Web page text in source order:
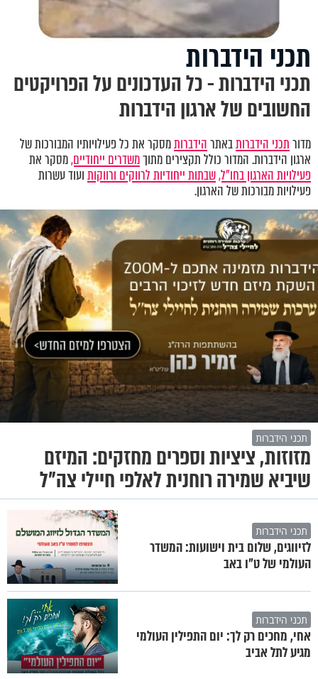
תכני הידברות
תכני הידברות - כל העדכונים על הפרויקטים
החשובים של ארגון הידברות
מדורתכני הידברותבאתרהידברותמסקר את כל פעילויותיו המבורכות של
ארגון הידברות. המדור כולל תקצירים מתוךמשדרים ייחודיים,מסקר את
פעילויות הארגון בחו"ל,שבתות ייחודיות לרווקים ורווקותועוד עשרות
פעילויות מבורכות של הארגון.
תכני הידברות
מזוזות, ציציות וספרים מחזקים: המיזם
שיביא שמירה רוחנית לאלפי חיילי צה"ל
תכני הידברות
לזיווגים, שלום בית וישועות: המשדר
העולמי של ט"ו באב
תכני הידברות
אחי, מחכים רק לך: יום התפילין העולמי
מגיע לתל אביב